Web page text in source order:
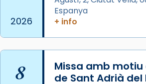
Arquebisbat de Barcelona
de Barcelona.
2 weeks ago
comitè organitzador de la
del Sant Pare Lleó XIV a
2026
Espanya
+ info
8
Missa amb motiu
de Sant Adrià del